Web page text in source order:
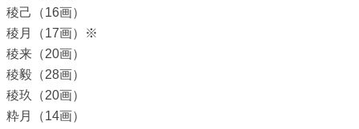
稜己（16画）
稜月（17画）※
稜来（20画）
稜毅（28画）
稜玖（20画）
粋月（14画）